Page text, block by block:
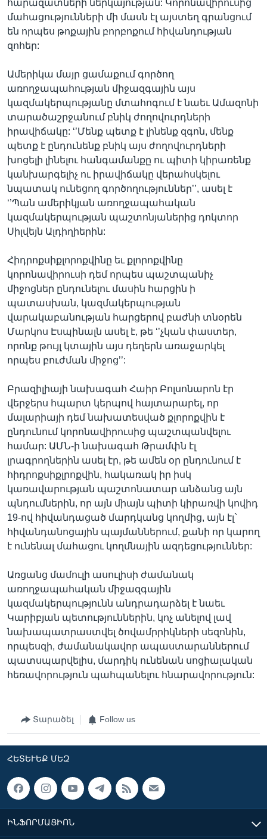
հարազատների ներկայության: Կորոնավիրուսից
մահացությունների մի մասն էլ այստեղ գրանցում
են որպես թոքային բորբոքում հիվանդության
զոհեր:
Ամերիկա մայր ցամաքում գործող
առողջապահության միջազգային այս
կազմակերպությանը մտահոգում է նաեւ Ամազոնի
տարածաշրջանում բնիկ ժողովուրդների
իրավիճակը: ‘’Մենք պետք է լինենք զգոն, մենք
պետք է ընդունենք բնիկ այս ժողովուրդների
խոցելի լինելու հանգամանքը ու պիտի կիրառենք
կանխարգելիչ ու իրավիճակը վերահսկելու
նպատակ ունեցող գործողություններ’’, ասել է
‘’Պան ամերիկյան առողջապահական
կազմակերպության պաշտոնյաներից դոկտոր
Սիլվեյն Ալդիղիերին:
Հիդրոքսիքլորոքվինը եւ քլորոքվինը
կորոնավիրուսի դեմ որպես պաշտպանիչ
միջոցներ ընդունելու մասին հարցին ի
պատասխան, կազմակերպության
վարակաբանության հարցերով բաժնի տնօրեն
Մարկոս Էսպինալն ասել է, թե ‘’չկան փաստեր,
որոնք թույլ կտային այս դեղերն առաջարկել
որպես բուժման միջոց’’:
Բրազիլիայի նախագահ Հաիր Բոլսոնարոն էր
վերջերս հպարտ կերպով հայտարարել, որ
մալարիայի դեմ նախատեսված քլորոքվին է
ընդունում կորոնավիրուսից պաշտպանվելու
համար: ԱՄՆ-ի նախագահ Թրամփն էլ
լրագրողներին ասել էր, թե ամեն օր ընդունում է
հիդրոքսիքլրոքվին, հակառակ իր իսկ
կառավարության պաշտոնատար անձանց այն
պնդումներին, որ այն միայն պիտի կիրառվի կովիդ
19-ով հիվանդացած մարդկանց կողմից, այն էլ`
հիվանդանոցային պայմաններում, քանի որ կարող
է ունենալ մահացու կողմնային ազդեցություններ:
Առցանց մամուլի ասուլիսի ժամանակ
առողջապահական միջազգային
կազմակերպությունն անդրադարձել է նաեւ
Կարիբյան պետություններին, կոչ անելով լավ
նախապատրաստվել ծովամրրիկների սեզոնին,
որպեսզի, ժամանակավոր ապաստարաններում
պատսպարվելիս, մարդիկ ունենան սոցիալական
հեռավորություն պահպանելու հնարավորություն:
Տարածել Follow us
ՀԵՏԵՒԵՔ ՄԵԶ
ԻՆՖՈՐՄԱՑԻՈՆ